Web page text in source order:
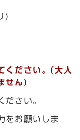
)
ください。(大人
せん)
ださい。
をお願いしま